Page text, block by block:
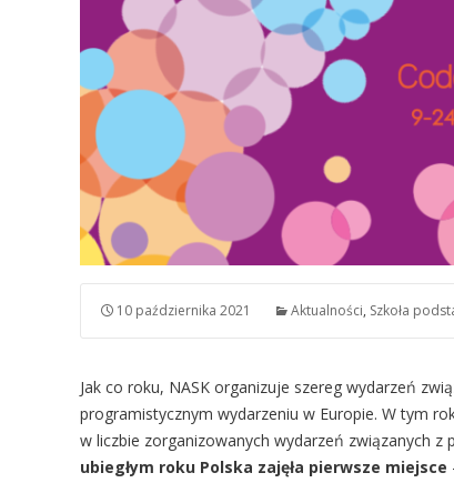
10 października 2021 Aktualności, Szkoła
Jak co roku, NASK organizuje szereg wydarzeń
programistycznym wydarzeniu w Europie. W tym
w liczbie zorganizowanych wydarzeń związanych
ubiegłym roku Polska zajęła pierwsze miejsce